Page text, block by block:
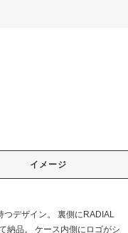
イメージ
つデザイン。 裏側にRADIAL
納品。 ケース内側にロゴがシ